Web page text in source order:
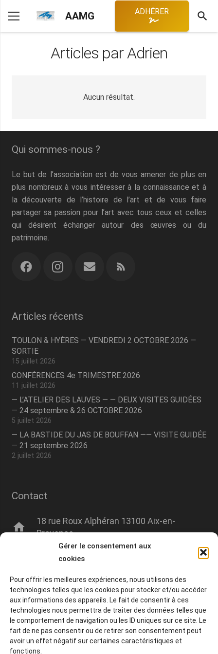
Gérer le consentement aux
cookies
Pour offrir les meilleures expériences, nous utilisons des
technologies telles que les cookies pour stocker et/ou accéder
aux informations des appareils. Le fait de consentir à ces
technologies nous permettra de traiter des données telles que
le comportement de navigation ou les ID uniques sur ce site. Le
fait de ne pas consentir ou de retirer son consentement peut
avoir un effet négatif sur certaines caractéristiques et
fonctions.
AAMG ADHÉRER search
Articles par Adrien
Aucun résultat.
Qui sommes-nous ?
Le but de l’association est de vous amener de plus en
plus nombreux à vous intéresser à la connaissance et à
la découverte de l’histoire de l’art et de vous faire
partager sa passion pour l’art avec tous ceux et celles
qui désirent échanger autour des œuvres ou du
patrimoine.
Articles récents
TOULON & HYÈRES — VENDREDI 2 OCTOBRE 2026 —
SORTIE
15 juillet 2026
CONFÉRENCES 4e TRIMESTRE 2026
11 juillet 2026
— L’ATELIER DES LAUVES — — DEUX VISITES GUIDÉES
— 24 septembre & 26 OCTOBRE 2026
5 juillet 2026
— LA BASTIDE DU JAS DE BOUFFAN —— VISITE GUIDÉE
— 21 septembre 2026
2 juillet 2026
Contact
home
18 rue Roux Alphéran 13100 Aix-en-
Provence
contact@amisdumuseegranet.fr
phone +33 06 00 00 00 00
© 2020-2026 Tous droits réservés.
CGU